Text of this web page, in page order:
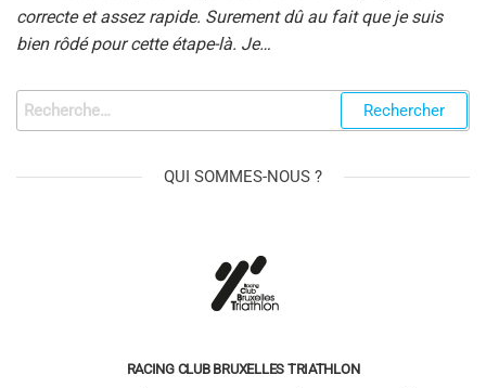
correcte et assez rapide. Surement dû au fait que je suis
bien rôdé pour cette étape-là. Je…
Rechercher :
QUI SOMMES-NOUS ?
RACING CLUB BRUXELLES TRIATHLON